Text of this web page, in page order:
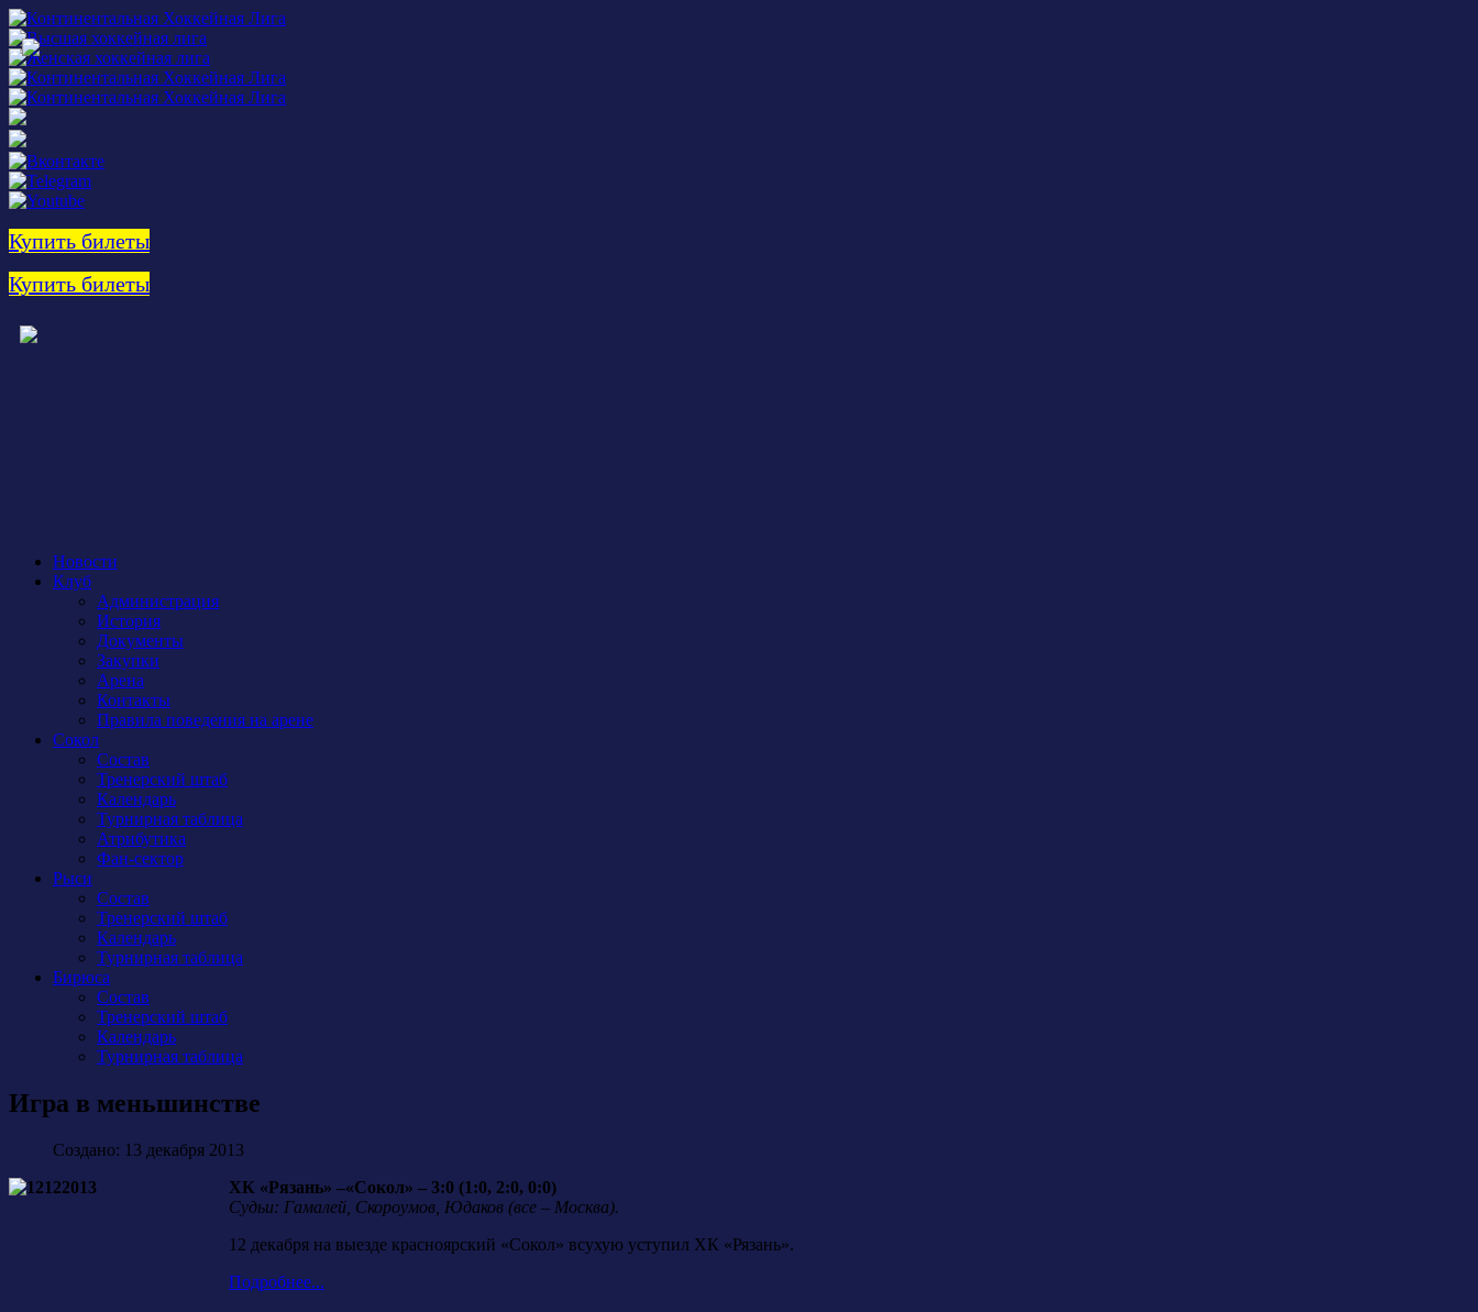
Купить билеты
Купить билеты
Новости
Клуб
Администрация
История
Документы
Закупки
Арена
Контакты
Правила поведения на арене
Сокол
Состав
Тренерский штаб
Календарь
Турнирная таблица
Атрибутика
Фан-сектор
Рыси
Состав
Тренерский штаб
Календарь
Турнирная таблица
Бирюса
Состав
Тренерский штаб
Календарь
Турнирная таблица
Игра в меньшинстве
Создано: 13 декабря 2013
ХК «Рязань» –«Сокол» – 3:0 (1:0, 2:0, 0:0)
Судьи: Гамалей, Скороумов, Юдаков (все – Москва).
12 декабря на выезде красноярский «Сокол» всухую уступил ХК «Рязань».
Подробнее...